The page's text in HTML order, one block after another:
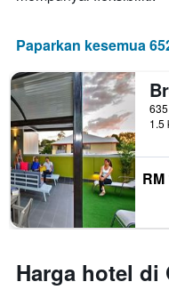
Paparkan kesemua
1.5
RM
Harga hotel